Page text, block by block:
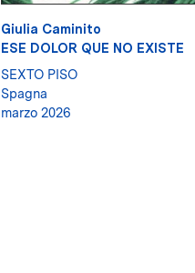
Giulia Caminito
ESE DOLOR QUE NO EXISTE
SEXTO PISO
Spagna
marzo 2026